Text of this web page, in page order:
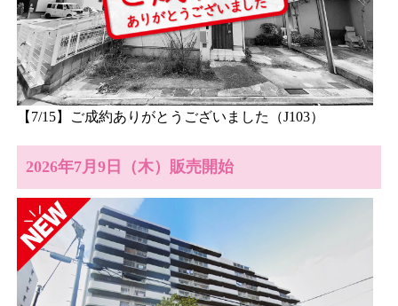
【7/15】ご成約ありがとうございました（J103）
2026年7月9日（木）販売開始